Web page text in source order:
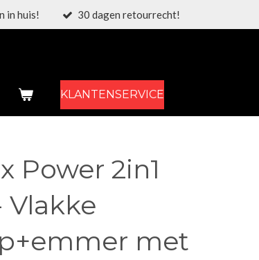
in huis! 30 dagen retourrecht!
KLANTENSERVICE
Power 2in1
Vlakke
met